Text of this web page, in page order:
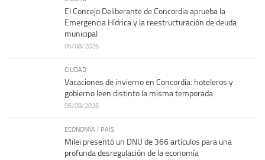
El Concejo Deliberante de Concordia aprueba la
Emergencia Hídrica y la reestructuración de deuda
municipal
06/08/2026
CIUDAD
Vacaciones de invierno en Concordia: hoteleros y
gobierno leen distinto la misma temporada
06/08/2026
ECONOMÍA / PAÍS
Milei presentó un DNU de 366 artículos para una
profunda desregulación de la economía